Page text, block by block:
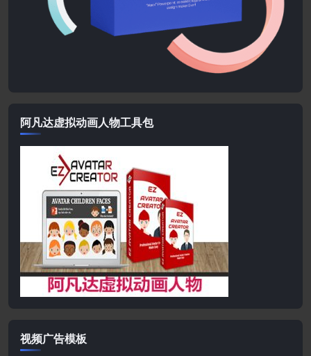
阿凡达虚拟动画人物工具包
视频广告模板